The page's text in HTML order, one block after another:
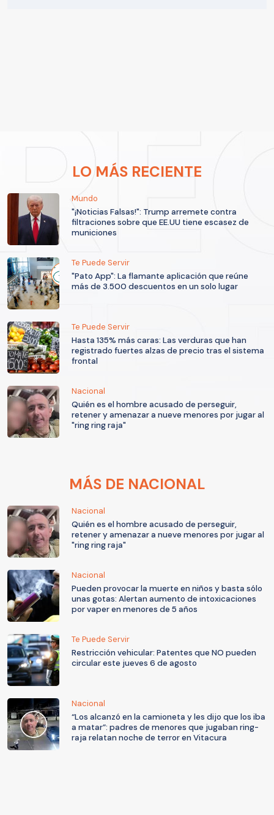
LO MÁS RECIENTE
Mundo
"¡Noticias Falsas!": Trump arremete contra
filtraciones sobre que EE.UU tiene escasez de
municiones
Te Puede Servir
"Pato App": La flamante aplicación que reúne
más de 3.500 descuentos en un solo lugar
Te Puede Servir
Hasta 135% más caras: Las verduras que han
registrado fuertes alzas de precio tras el sistema
frontal
Nacional
Quién es el hombre acusado de perseguir,
retener y amenazar a nueve menores por jugar al
"ring ring raja"
MÁS DE NACIONAL
Nacional
Quién es el hombre acusado de perseguir,
retener y amenazar a nueve menores por jugar al
"ring ring raja"
Nacional
Pueden provocar la muerte en niños y basta sólo
unas gotas: Alertan aumento de intoxicaciones
por vaper en menores de 5 años
Te Puede Servir
Restricción vehicular: Patentes que NO pueden
circular este jueves 6 de agosto
Nacional
“Los alcanzó en la camioneta y les dijo que los iba
a matar”: padres de menores que jugaban ring-
raja relatan noche de terror en Vitacura